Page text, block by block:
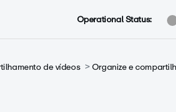
Operational Status:
de vídeos Organize e